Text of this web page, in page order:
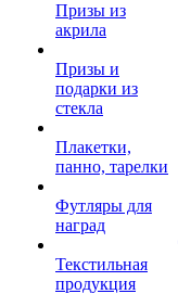
Призы из
акрила
Призы и
подарки из
стекла
Плакетки,
панно, тарелки
Футляры для
наград
Текстильная
продукция